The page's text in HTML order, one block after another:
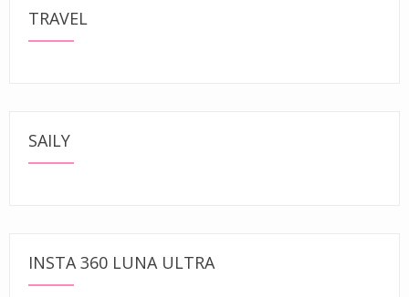
TRAVEL
SAILY
INSTA 360 LUNA ULTRA